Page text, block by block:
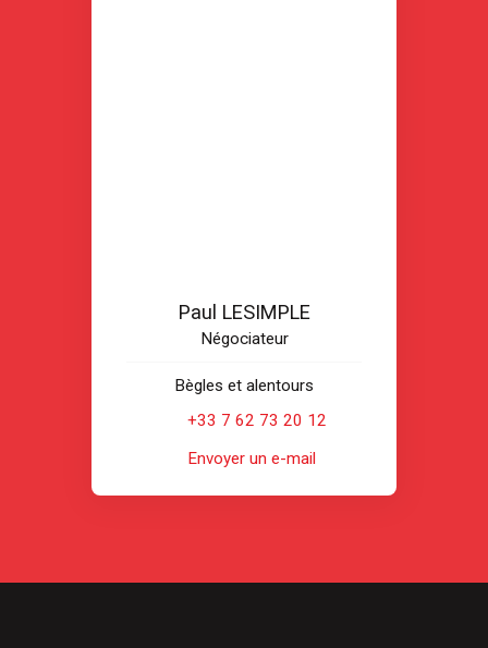
Paul LESIMPLE
Négociateur
Bègles et alentours
+33 7 62 73 20 12
Envoyer un e-mail